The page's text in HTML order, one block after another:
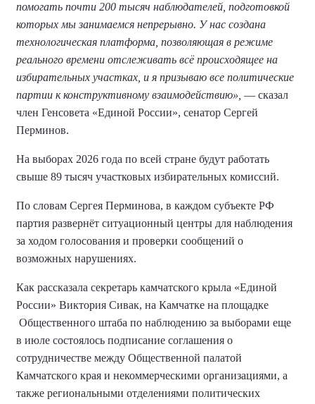
помогать почти 200 тысяч наблюдателей, подготовкой
которых мы занимаемся непрерывно. У нас создана
технологическая платформа, позволяющая в режиме
реального времени отслеживать всё происходящее на
избирательных участках, и я призываю все политические
партии к конструктивному взаимодействию», — сказал
член Генсовета «Единой России», сенатор Сергей
Перминов.
На выборах 2026 года по всей стране будут работать
свыше 89 тысяч участковых избирательных комиссий.
По словам Сергея Перминова, в каждом субъекте РФ
партия развернёт ситуационный центры для наблюдения
за ходом голосования и проверки сообщений о
возможных нарушениях.
Как рассказала секретарь камчатского крыла «Единой
России» Виктория Сивак, на Камчатке на площадке
Общественного штаба по наблюдению за выборами еще
в июле состоялось подписание соглашения о
сотрудничестве между Общественной палатой
Камчатского края и некоммерческими организациями, а
также региональными отделениями политических